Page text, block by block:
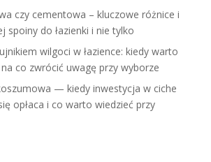
czy cementowa – kluczowe różnice i
spoiny do łazienki i nie tylko
wilgoci w łazience: kiedy warto
co zwrócić uwagę przy wyborze
— kiedy inwestycja w ciche
opłaca i co warto wiedzieć przy